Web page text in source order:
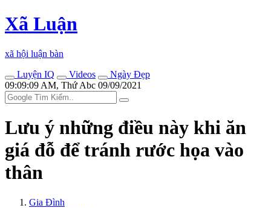
Xã Luận
xã hội luận bàn
Luyện IQ
Videos
Ngày Đẹp
09:09:09 AM, Thứ Abc 09/09/2021
Lưu ý những điều này khi ăn
giá đỗ để tránh rước họa vào
thân
Gia Đình